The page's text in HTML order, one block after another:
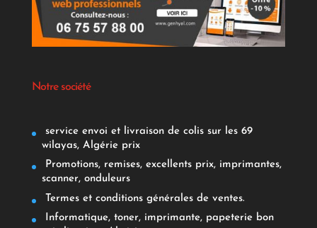
Notre société
service envoi et livraison de colis sur les 69
wilayas, Algérie prix
Promotions, remises, excellents prix, imprimantes,
scanner, onduleurs
Termes et conditions générales de ventes.
Informatique, toner, imprimante, papeterie bon